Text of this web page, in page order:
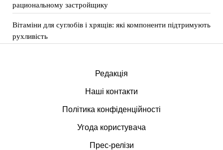
рациональному застройщику
Вітаміни для суглобів і хрящів: які компоненти підтримують
рухливість
Редакція
Наші контакти
Політика конфіденційності
Угода користувача
Прес-релізи